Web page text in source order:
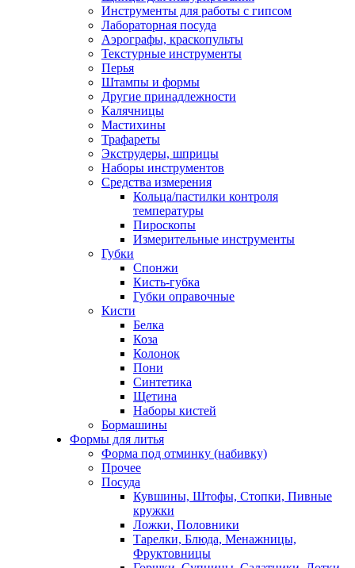
Инструменты для работы с гипсом
Лабораторная посуда
Аэрографы, краскопульты
Текстурные инструменты
Перья
Штампы и формы
Другие принадлежности
Калячницы
Мастихины
Трафареты
Экструдеры, шприцы
Наборы инструментов
Средства измерения
Кольца/пастилки контроля
температуры
Пироскопы
Измерительные инструменты
Губки
Спонжи
Кисть-губка
Губки оправочные
Кисти
Белка
Коза
Колонок
Пони
Синтетика
Щетина
Наборы кистей
Бормашины
Формы для литья
Форма под отминку (набивку)
Прочее
Посуда
Кувшины, Штофы, Стопки, Пивные
кружки
Ложки, Половники
Тарелки, Блюда, Менажницы,
Фруктовницы